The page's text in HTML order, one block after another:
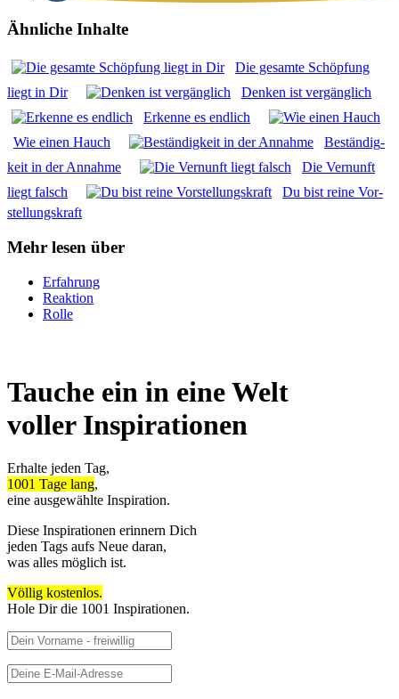
Ähnliche Inhalte
Die gesam­te Schöp­fung
liegt in Dir
Den­ken ist ver­gäng­lich
Erken­ne es end­lich
Wie einen Hauch
Bestän­dig­
keit in der Annah­me
Die Ver­nunft
liegt falsch
Du bist rei­ne Vor­
stel­lungs­kraft
Mehr lesen über
Erfahrung
Reaktion
Rolle
Tauche ein in eine Welt
voller Inspirationen
Erhalte jeden Tag,
1001 Tage lang,
eine ausgewählte Inspiration.
Diese Inspirationen erinnern Dich
jeden Tags aufs Neue daran,
was alles möglich ist.
Völlig kostenlos.
Hole Dir die 1001 Inspirationen.